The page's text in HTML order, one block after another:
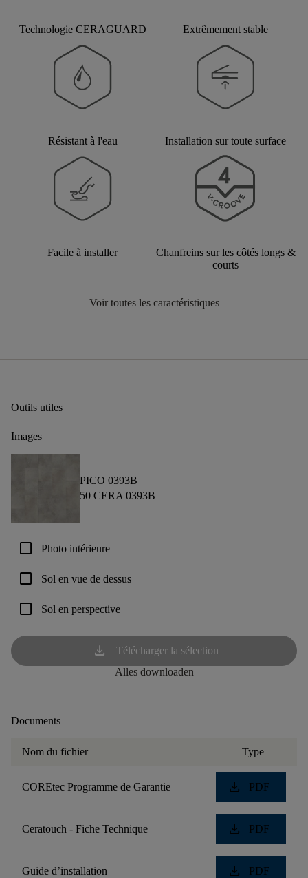
Technologie CERAGUARD Extrêmement stable
Résistant à l'eau Installation sur toute surface
Facile à installer
Chanfreins sur les côtés longs &
courts
Voir toutes les caractéristiques
Outils utiles
Images
PICO 0393B
50 CERA 0393B
check_box_outline_blank Photo intérieure
check_box_outline_blank Sol en vue de dessus
check_box_outline_blank Sol en perspective
download
Télécharger la sélection
Alles downloaden
Documents
Nom du fichier Type
COREtec Programme de Garantie download PDF
Ceratouch - Fiche Technique download PDF
Guide d’installation download PDF